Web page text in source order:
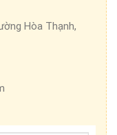
Hòa Thạnh,